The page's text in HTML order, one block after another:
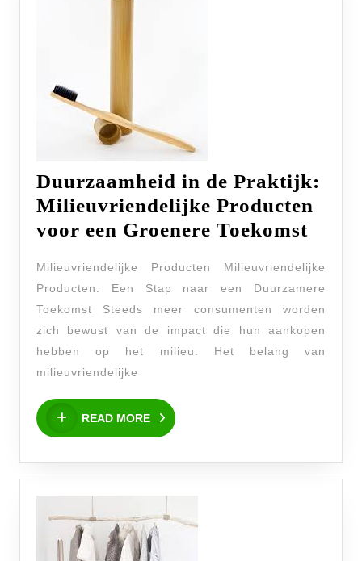
Duurzaamheid in de Praktijk:
Milieuvriendelijke Producten
voor een Groenere Toekomst
de
Milieuvriendelijke Producten Milieuvriendelijke
Producten: Een Stap naar een Duurzamere
Toekomst Steeds meer consumenten worden
zich bewust van de impact die hun aankopen
hebben op het milieu. Het belang van
milieuvriendelijke
READ MORE
READ
MORE